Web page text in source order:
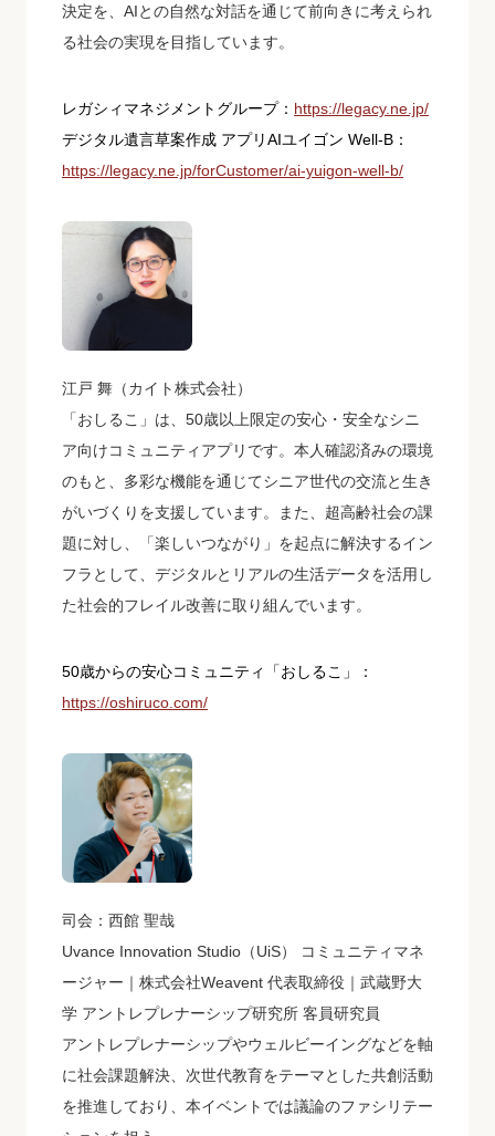
決定を、AIとの自然な対話を通じて前向きに考えられ
る社会の実現を目指しています。
レガシィマネジメントグループ： https://legacy.ne.jp/
デジタル遺言草案作成 アプリAIユイゴン Well-B：
https://legacy.ne.jp/forCustomer/ai-yuigon-well-b/
江戸 舞（カイト株式会社）
「おしるこ」は、50歳以上限定の安心・安全なシニ
ア向けコミュニティアプリです。本人確認済みの環境
のもと、多彩な機能を通じてシニア世代の交流と生き
がいづくりを支援しています。また、超高齢社会の課
題に対し、「楽しいつながり」を起点に解決するイン
フラとして、デジタルとリアルの生活データを活用し
た社会的フレイル改善に取り組んでいます。
50歳からの安心コミュニティ「おしるこ」：
https://oshiruco.com/
司会：西館 聖哉
Uvance Innovation Studio（UiS） コミュニティマネ
ージャー｜株式会社Weavent 代表取締役｜武蔵野大
学 アントレプレナーシップ研究所 客員研究員
アントレプレナーシップやウェルビーイングなどを軸
に社会課題解決、次世代教育をテーマとした共創活動
を推進しており、本イベントでは議論のファシリテー